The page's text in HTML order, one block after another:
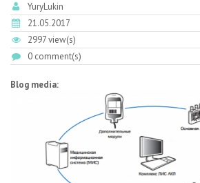
YuryLukin
21.05.2017
2997 view(s)
0 comment(s)
Blog media: